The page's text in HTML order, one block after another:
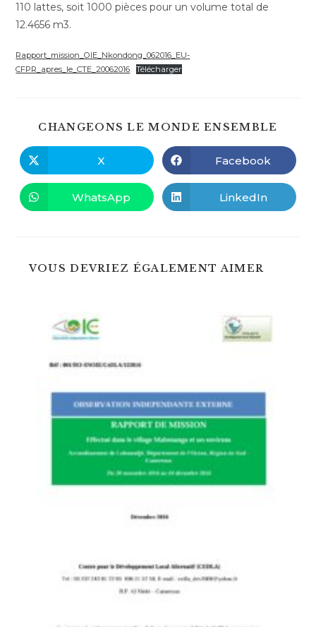
110 lattes, soit 1000 pièces pour un volume total de
12.4656 m3.
Rapport_mission_OIE_Nkondong_062016_EU-
CFPR_apres_le_CTE_20062016
Télécharger
CHANGEONS LE MONDE ENSEMBLE
Ouvrir
dans
une
autre
fenêtre
X Ouvrir
dans
une
autre
fenêtre
Facebook
Ouvrir
dans
WhatsApp Ouvrir
dans
LinkedIn
VOUS DEVRIEZ ÉGALEMENT AIMER